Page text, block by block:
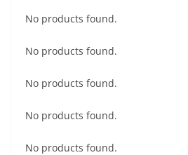
No products found.
No products found.
No products found.
No products found.
No products found.